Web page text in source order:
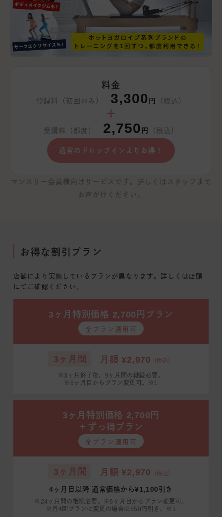
料金
登録料（初回のみ） 3,300 円 （税込）
＋
受講料（都度） 2,750 円 （税込）
通常のドロップインよりお得！
マンスリー会員様向けサービスです。詳しくはスタッフまで
お声がけください。
お得な割引プラン
店舗により実施しているプランが異なります。詳しくは店頭
にてご確認ください。
3ヶ月特別価格 2,700円プラン
全プラン適用可
3ヶ月間 月額 ¥2,970 （税込）
※3ヶ月終了後、9ヶ月間の継続必要。
※6ヶ月目からプラン変更可。※1
3ヶ月特別価格 2,700円
＋ずっ得プラン
全プラン適用可
3ヶ月間 月額 ¥2,970 （税込）
4ヶ月目以降 通常価格から¥1,100引き
※24ヶ月間の継続必要。※6ヶ月目からプラン変更可。
※月4回プランに変更の場合は550円引き。※1